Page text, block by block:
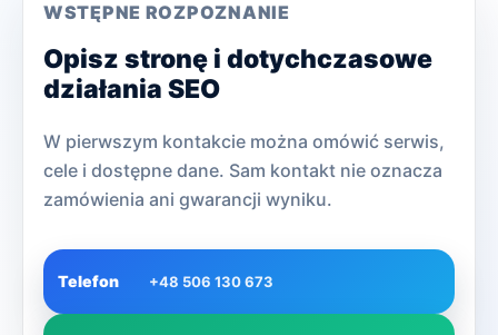
WSTĘPNE ROZPOZNANIE
Opisz stronę i dotychczasowe
działania SEO
W pierwszym kontakcie można omówić serwis,
cele i dostępne dane. Sam kontakt nie oznacza
zamówienia ani gwarancji wyniku.
Telefon +48 506 130 673